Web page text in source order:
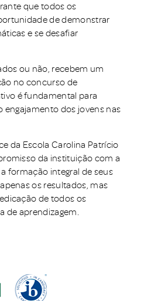
que todos os
de demonstrar
e se desafiar
ou não, recebem um
no concurso de
é fundamental para
engajamento dos jovens nas
da Escola Carolina Patrício
da instituição com a
formação integral de seus
os resultados, mas
de todos os
de aprendizagem.